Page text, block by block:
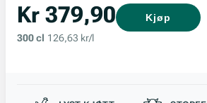
Kr 379,90
300 cl 126,63 kr/l
Kjøp